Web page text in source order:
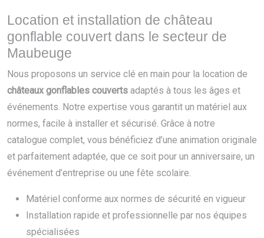
Location et installation de château
gonflable couvert dans le secteur de
Maubeuge
Nous proposons un service clé en main pour la location de
châteaux gonflables couverts adaptés à tous les âges et
événements. Notre expertise vous garantit un matériel aux
normes, facile à installer et sécurisé. Grâce à notre
catalogue complet, vous bénéficiez d’une animation originale
et parfaitement adaptée, que ce soit pour un anniversaire, un
événement d’entreprise ou une fête scolaire.
Matériel conforme aux normes de sécurité en vigueur
Installation rapide et professionnelle par nos équipes
spécialisées